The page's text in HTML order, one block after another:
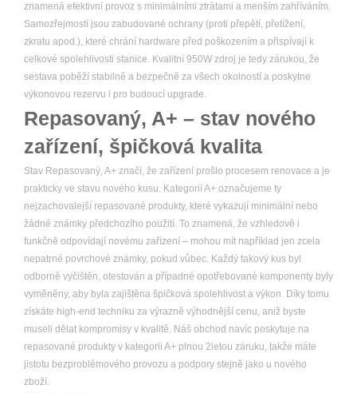
znamená efektivní provoz s minimálními ztrátami a menším zahříváním.
Samozřejmostí jsou zabudované ochrany (proti přepětí, přetížení,
zkratu apod.), které chrání hardware před poškozením a přispívají k
celkové spolehlivosti stanice. Kvalitní 950W zdroj je tedy zárukou, že
sestava poběží stabilně a bezpečně za všech okolností a poskytne
výkonovou rezervu i pro budoucí upgrade.
Repasovaný, A+ – stav nového
zařízení, špičková kvalita
Stav Repasovaný, A+ značí, že zařízení prošlo procesem renovace a je
prakticky ve stavu nového kusu. Kategorií A+ označujeme ty
nejzachovalejší repasované produkty, které vykazují minimální nebo
žádné známky předchozího použití. To znamená, že vzhledově i
funkčně odpovídají novému zařízení – mohou mít například jen zcela
nepatrné povrchové známky, pokud vůbec. Každý takový kus byl
odborně vyčištěn, otestován a případné opotřebované komponenty byly
vyměněny, aby byla zajištěna špičková spolehlivost a výkon. Díky tomu
získáte high-end techniku za výrazně výhodnější cenu, aniž byste
museli dělat kompromisy v kvalitě. Náš obchod navíc poskytuje na
repasované produkty v kategorii A+ plnou 2letou záruku, takže máte
jistotu bezproblémového provozu a podpory stejně jako u nového
zboží.